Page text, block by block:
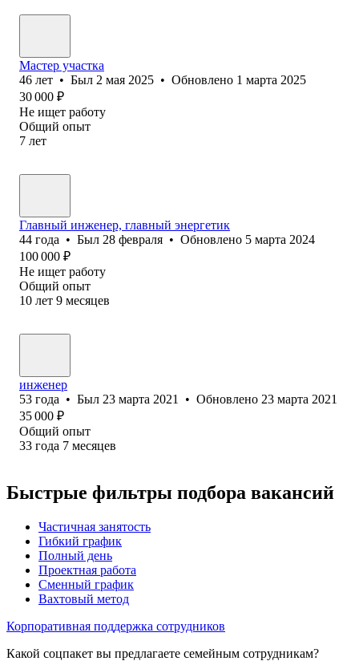
Мастер участка
46 лет • Был 2 мая 2025 • Обновлено 1 марта 2025
30 000 ₽
Не ищет работу
Общий опыт
7 лет
Главный инженер, главный энергетик
44 года • Был 28 февраля • Обновлено 5 марта 2024
100 000 ₽
Не ищет работу
Общий опыт
10 лет 9 месяцев
инженер
53 года • Был 23 марта 2021 • Обновлено 23 марта 2021
35 000 ₽
Общий опыт
33 года 7 месяцев
Быстрые фильтры подбора вакансий
Частичная занятость
Гибкий график
Полный день
Проектная работа
Сменный график
Вахтовый метод
Корпоративная поддержка сотрудников
Какой соцпакет вы предлагаете семейным сотрудникам?